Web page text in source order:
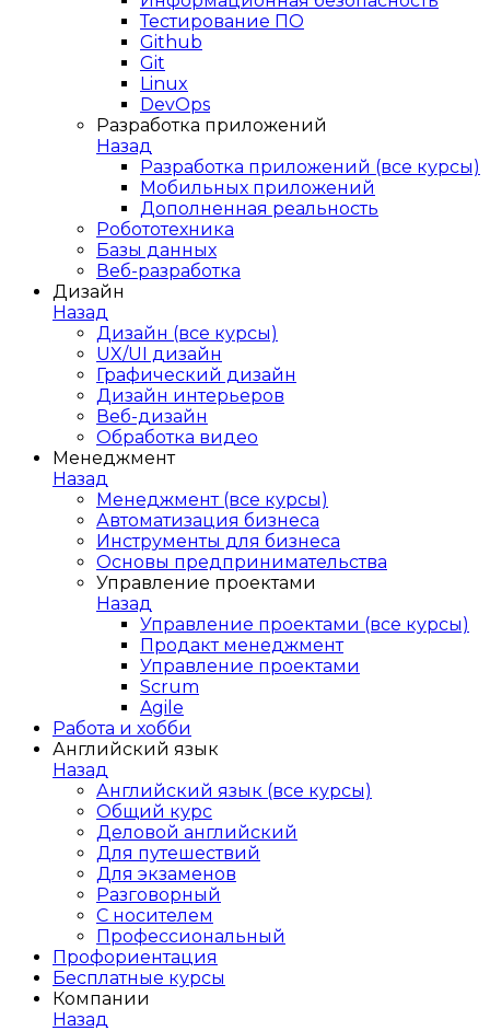
Тестирование ПО
Github
Git
Linux
DevOps
Разработка приложений
Назад
Разработка приложений (все курсы)
Мобильных приложений
Дополненная реальность
Робототехника
Базы данных
Веб-разработка
Дизайн
Назад
Дизайн (все курсы)
UX/UI дизайн
Графический дизайн
Дизайн интерьеров
Веб-дизайн
Обработка видео
Менеджмент
Назад
Менеджмент (все курсы)
Автоматизация бизнеса
Инструменты для бизнеса
Основы предпринимательства
Управление проектами
Назад
Управление проектами (все курсы)
Продакт менеджмент
Управление проектами
Scrum
Agile
Работа и хобби
Английский язык
Назад
Английский язык (все курсы)
Общий курс
Деловой английский
Для путешествий
Для экзаменов
Разговорный
С носителем
Профессиональный
Профориентация
Бесплатные курсы
Компании
Назад